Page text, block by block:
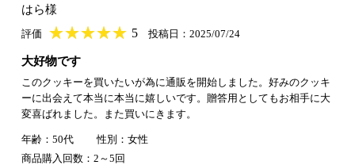
はら様
評価 ★★★★★
★★★★★ 5 投稿日：2025/07/24
大好物です
このクッキーを買いたいが為に通販を開始しました。好みのクッキ
ーに出会えて本当に本当に嬉しいです。贈答用としてもお相手に大
変喜ばれました。また買いにきます。
年齢：50代
性別：女性
商品購入回数：2～5回